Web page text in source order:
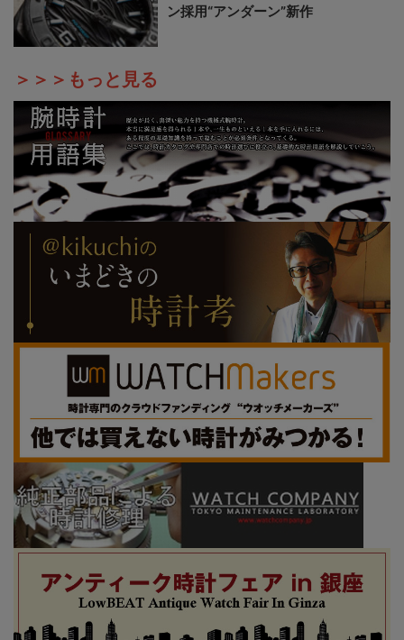
ン採用“アンダーン”新作
＞＞＞もっと見る